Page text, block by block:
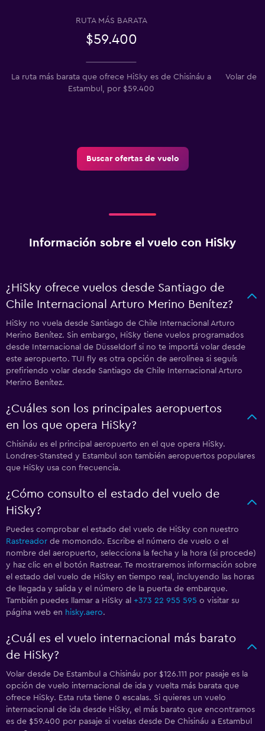
RUTA MÁS BARATA
$59.400
La ruta más barata que ofrece HiSky es de Chisináu a
Estambul, por $59.400
Volar de
Buscar ofertas de vuelo
Información sobre el vuelo con HiSky
¿HiSky ofrece vuelos desde Santiago de
Chile Internacional Arturo Merino Benítez?
HiSky no vuela desde Santiago de Chile Internacional Arturo
Merino Benítez. Sin embargo, HiSky tiene vuelos programados
desde Internacional de Düsseldorf si no te importá volar desde
este aeropuerto. TUI fly es otra opción de aerolínea si seguís
prefiriendo volar desde Santiago de Chile Internacional Arturo
Merino Benítez.
¿Cuáles son los principales aeropuertos
en los que opera HiSky?
Chisináu es el principal aeropuerto en el que opera HiSky.
Londres-Stansted y Estambul son también aeropuertos populares
que HiSky usa con frecuencia.
¿Cómo consulto el estado del vuelo de
HiSky?
Puedes comprobar el estado del vuelo de HiSky con nuestro
Rastreador de momondo. Escribe el número de vuelo o el
nombre del aeropuerto, selecciona la fecha y la hora (si procede)
y haz clic en el botón Rastrear. Te mostraremos información sobre
el estado del vuelo de HiSky en tiempo real, incluyendo las horas
de llegada y salida y el número de la puerta de embarque.
También puedes llamar a HiSky al +373 22 955 595 o visitar su
página web en hisky.aero.
¿Cuál es el vuelo internacional más barato
de HiSky?
Volar desde De Estambul a Chisináu por $126.111 por pasaje es la
opción de vuelo internacional de ida y vuelta más barata que
ofrece HiSky. Esta ruta tiene 0 escalas. Si quieres un vuelo
internacional de ida desde HiSky, el más barato que encontramos
es de $59.400 por pasaje si vuelas desde De Chisináu a Estambul